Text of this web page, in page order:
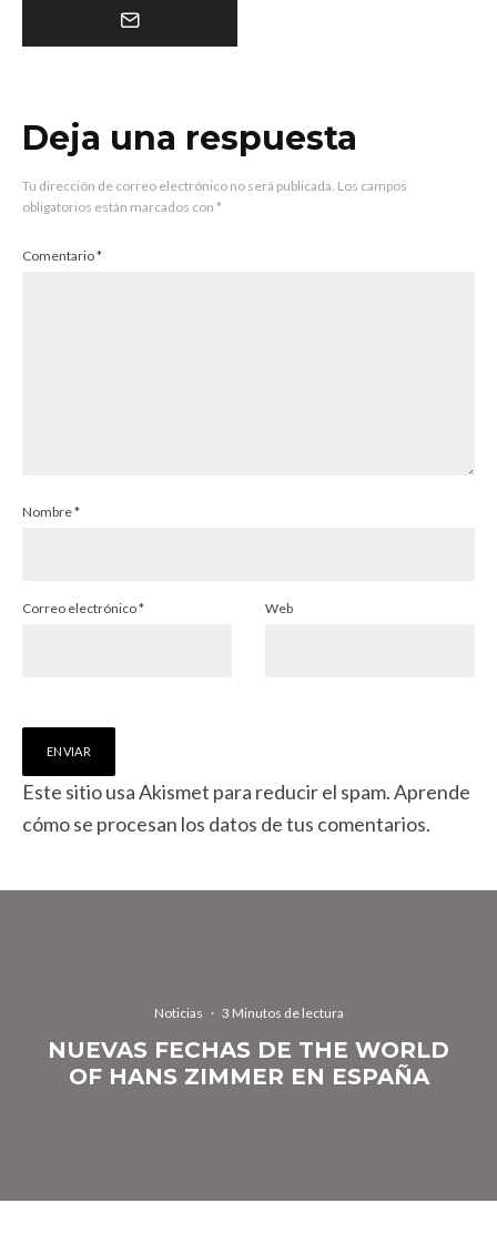
Deja una respuesta
Tu dirección de correo electrónico no será publicada. Los campos
obligatorios están marcados con *
Comentario*
Nombre*
Correo electrónico* Web
Este sitio usa Akismet para reducir el spam.Aprende
cómo se procesan los datos de tus comentarios.
Noticias · 3 Minutos de lectura
NUEVAS FECHAS DE THE WORLD
OF HANS ZIMMER EN ESPAÑA